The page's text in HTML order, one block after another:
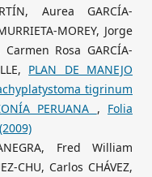
Aurea GARCÍA-
MOREY, Jorge
Rosa GARCÍA-
PLAN DE MANEJO
tigrinum
PERUANA , Folia
Fred William
CHU, Carlos CHÁVEZ,